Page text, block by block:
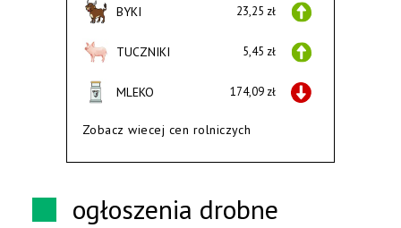
BYKI 23,25 zł
TUCZNIKI 5,45 zł
MLEKO 174,09 zł
Zobacz wiecej cen rolniczych
ogłoszenia drobne